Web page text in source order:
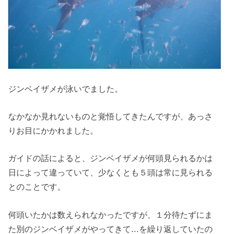
ジンベイザメが泳いでました。
なかなか見れないものと覚悟してきたんですが、あっさ
りお目にかかれました。
ガイドの話によると、ジンベイザメが何頭見られるかは
日によって違っていて、少なくとも５頭は常に見られる
とのことです。
何頭いたかは数えられなかったですが、１分待たずにま
た別のジンベイザメがやってきて…を繰り返していたの